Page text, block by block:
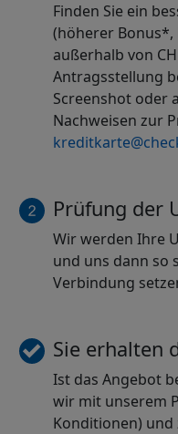
Finden Sie ein
(höherer
außerhalb von
Antragsstellung
Screenshot oder
Nachweisen zur
Prüfung der
Wir werden Ihre
und uns dann so
Verbindung
Sie erhalten
Ist das Angebot
wir mit unserem
Konditionen) und